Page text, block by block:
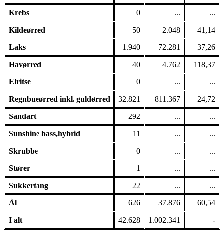
Krebs 0 ... ...
Kildeørred 50 2.048 41,14
Laks 1.940 72.281 37,26
Havørred 40 4.762 118,37
Elritse 0 ... ...
Regnbueørred inkl. guldørred 32.821 811.367 24,72
Sandart 292 ... ...
Sunshine bass,hybrid 11 ... ...
Skrubbe 0 ... ...
Stører 1 ... ...
Sukkertang 22 ... ...
Ål 626 37.876 60,54
I alt 42.628 1.002.341 -